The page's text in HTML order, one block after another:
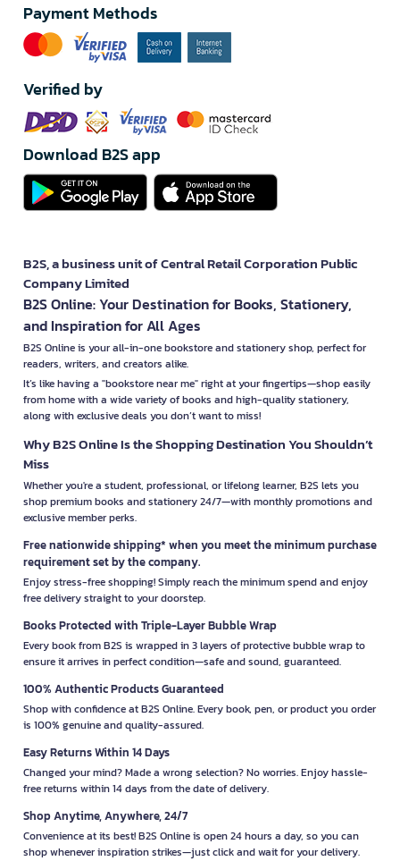
Payment Methods
Verified by
Download B2S app
B2S, a business unit of Central Retail Corporation Public
Company Limited
B2S Online: Your Destination for Books, Stationery,
and Inspiration for All Ages
B2S Online is your all-in-one bookstore and stationery shop, perfect for
readers, writers, and creators alike.
It’s like having a "bookstore near me" right at your fingertips—shop easily
from home with a wide variety of books and high-quality stationery,
along with exclusive deals you don’t want to miss!
Why B2S Online Is the Shopping Destination You Shouldn’t
Miss
Whether you're a student, professional, or lifelong learner, B2S lets you
shop premium books and stationery 24/7—with monthly promotions and
exclusive member perks.
Free nationwide shipping* when you meet the minimum purchase
requirement set by the company.
Enjoy stress-free shopping! Simply reach the minimum spend and enjoy
free delivery straight to your doorstep.
Books Protected with Triple-Layer Bubble Wrap
Every book from B2S is wrapped in 3 layers of protective bubble wrap to
ensure it arrives in perfect condition—safe and sound, guaranteed.
100% Authentic Products Guaranteed
Shop with confidence at B2S Online. Every book, pen, or product you order
is 100% genuine and quality-assured.
Easy Returns Within 14 Days
Changed your mind? Made a wrong selection? No worries. Enjoy hassle-
free returns within 14 days from the date of delivery.
Shop Anytime, Anywhere, 24/7
Convenience at its best! B2S Online is open 24 hours a day, so you can
shop whenever inspiration strikes—just click and wait for your delivery.